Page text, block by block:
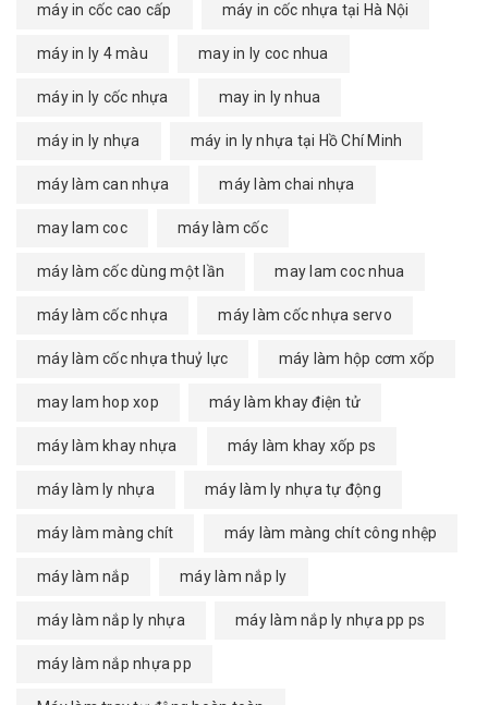
máy in cốc cao cấp máy in cốc nhựa tại Hà Nội
máy in ly 4 màu may in ly coc nhua
máy in ly cốc nhựa may in ly nhua
máy in ly nhựa máy in ly nhựa tại Hồ Chí Minh
máy làm can nhựa máy làm chai nhựa
may lam coc máy làm cốc
máy làm cốc dùng một lần may lam coc nhua
máy làm cốc nhựa máy làm cốc nhựa servo
máy làm cốc nhựa thuỷ lực máy làm hộp cơm xốp
may lam hop xop máy làm khay điện tử
máy làm khay nhựa máy làm khay xốp ps
máy làm ly nhựa máy làm ly nhựa tự động
máy làm màng chít máy làm màng chít công nhệp
máy làm nắp máy làm nắp ly
máy làm nắp ly nhựa máy làm nắp ly nhựa pp ps
máy làm nắp nhựa pp